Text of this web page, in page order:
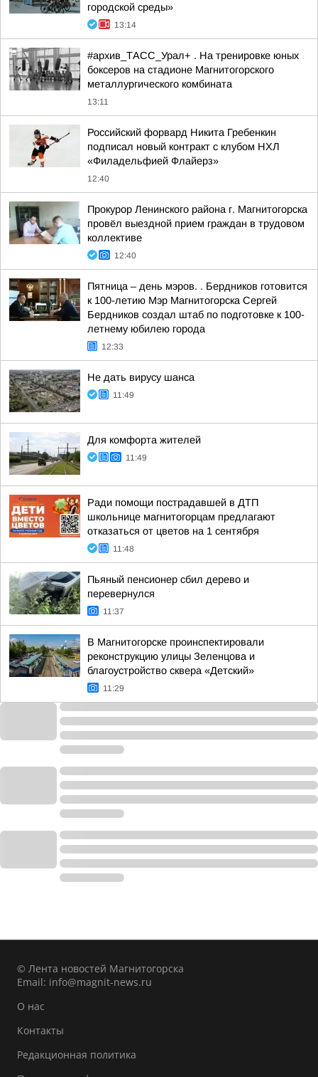
городской среды»
13:14
#архив_ТАСС_Урал+ . На тренировке юных
боксеров на стадионе Магнитогорского
металлургического комбината
13:11
Российский форвард Никита Гребенкин
подписал новый контракт с клубом НХЛ
«Филадельфией Флайерз»
12:40
Прокурор Ленинского района г. Магнитогорска
провёл выездной прием граждан в трудовом
коллективе
12:40
Пятница – день мэров. . Бердников готовится
к 100-летию Мэр Магнитогорска Сергей
Бердников создал штаб по подготовке к 100-
летнему юбилею города
12:33
Не дать вирусу шанса
11:49
Для комфорта жителей
11:49
Ради помощи пострадавшей в ДТП
школьнице магнитогорцам предлагают
отказаться от цветов на 1 сентября
11:48
Пьяный пенсионер сбил дерево и
перевернулся
11:37
В Магнитогорске проинспектировали
реконструкцию улицы Зеленцова и
благоустройство сквера «Детский»
11:29
© Лента новостей Магнитогорска
Email: info@magnit-news.ru
О нас
Контакты
Редакционная политика